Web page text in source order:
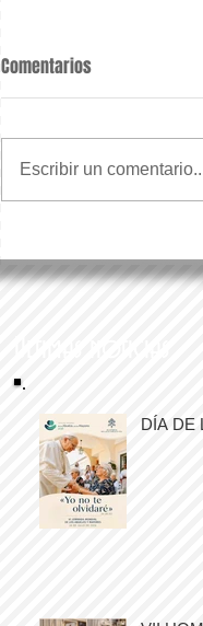
Comentarios
Escribir un
DÍA DE